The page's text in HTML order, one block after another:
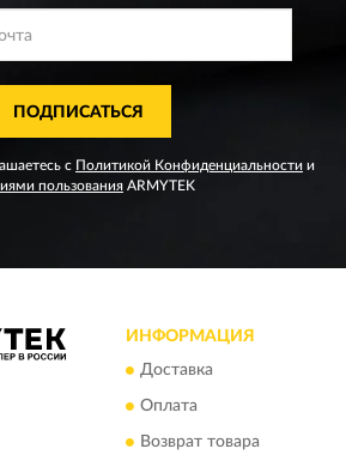
ПОДПИСАТЬСЯ
с Политикой Конфиденциальности и
пользования ARMYTEK
ИНФОРМАЦИЯ
Доставка
Оплата
Возврат товара